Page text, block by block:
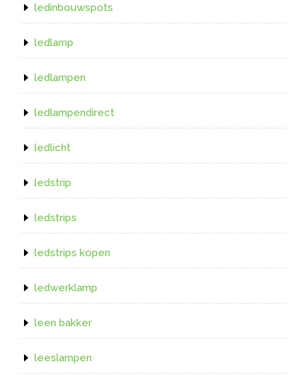
ledinbouwspots
ledlamp
ledlampen
ledlampendirect
ledlicht
ledstrip
ledstrips
ledstrips kopen
ledwerklamp
leen bakker
leeslampen